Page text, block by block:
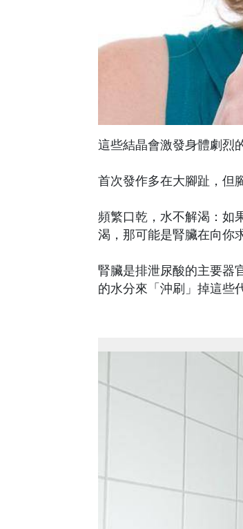
這些結晶會激發身體劇烈
首次發作多在大腳趾，但
頻繁口乾，水不解渴：如
渴，那可能是腎臟在向你
腎臟是排泄尿酸的主要器
的水分來「沖刷」掉這些